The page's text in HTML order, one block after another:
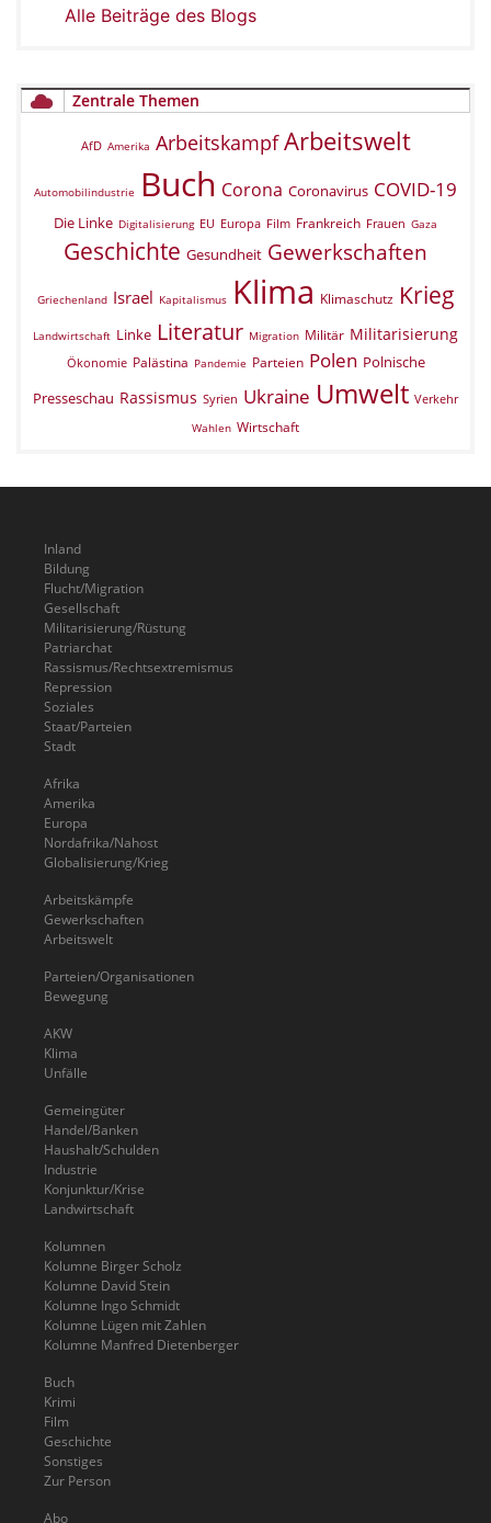
Alle Beiträge des Blogs
Zentrale Themen
AfD Amerika Arbeitskampf Arbeitswelt
Automobilindustrie Buch Corona Coronavirus COVID-19
Die Linke Digitalisierung EU Europa Film Frankreich Frauen Gaza
Geschichte Gesundheit Gewerkschaften
Griechenland Israel Kapitalismus Klima Klimaschutz Krieg
Landwirtschaft Linke Literatur Migration Militär Militarisierung
Ökonomie Palästina Pandemie Parteien Polen Polnische
Presseschau Rassismus Syrien Ukraine Umwelt Verkehr
Wahlen Wirtschaft
Inland
Bildung
Flucht/Migration
Gesellschaft
Militarisierung/Rüstung
Patriarchat
Rassismus/Rechtsextremismus
Repression
Soziales
Staat/Parteien
Stadt
Afrika
Amerika
Europa
Nordafrika/Nahost
Globalisierung/Krieg
Arbeitskämpfe
Gewerkschaften
Arbeitswelt
Parteien/Organisationen
Bewegung
AKW
Klima
Unfälle
Gemeingüter
Handel/Banken
Haushalt/Schulden
Industrie
Konjunktur/Krise
Landwirtschaft
Kolumnen
Kolumne Birger Scholz
Kolumne David Stein
Kolumne Ingo Schmidt
Kolumne Lügen mit Zahlen
Kolumne Manfred Dietenberger
Buch
Krimi
Film
Geschichte
Sonstiges
Zur Person
Abo